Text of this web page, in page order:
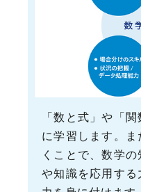
「数と式」や「
に学習します。
くことで、数学
や知識を応用す